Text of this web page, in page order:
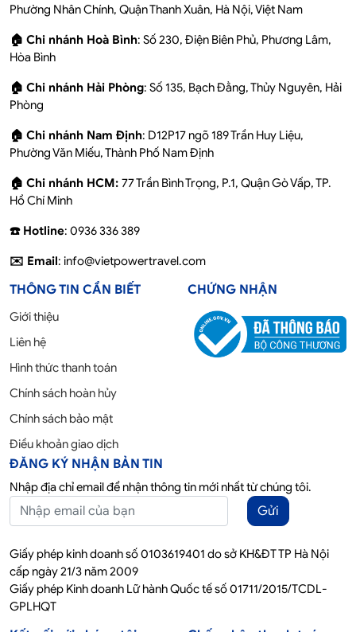
Phường Nhân Chính, Quận Thanh Xuân, Hà Nội, Việt Nam
🏠 Chi nhánh Hoà Bình: Số 230, Điện Biên Phủ, Phương Lâm,
Hòa Bình
🏠 Chi nhánh Hải Phòng: Số 135, Bạch Đằng, Thủy Nguyên, Hải
Phòng
🏠 Chi nhánh Nam Định: D12P17 ngõ 189 Trần Huy Liệu,
Phường Văn Miếu, Thành Phố Nam Định
🏠 Chi nhánh HCM: 77 Trần Bình Trọng, P.1, Quận Gò Vấp, TP.
Hồ Chí Minh
☎️ Hotline: 0936 336 389
✉️ Email: info@vietpowertravel.com
THÔNG TIN CẦN BIẾT
Giới thiệu
Liên hệ
Hình thức thanh toán
Chính sách hoàn hủy
Chính sách bảo mật
Điều khoản giao dịch
CHỨNG NHẬN
ĐĂNG KÝ NHẬN BẢN TIN
Nhập địa chỉ email để nhận thông tin mới nhất từ chúng tôi.
Gửi
Giấy phép kinh doanh số 0103619401 do sở KH&ĐT TP Hà Nội
cấp ngày 21/3 năm 2009
Giấy phép Kinh doanh Lữ hành Quốc tế số 01711/2015/TCDL-
GPLHQT